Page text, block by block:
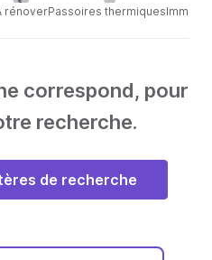
rénoverPassoires thermiques
correspond, pour
recherche.
de recherche